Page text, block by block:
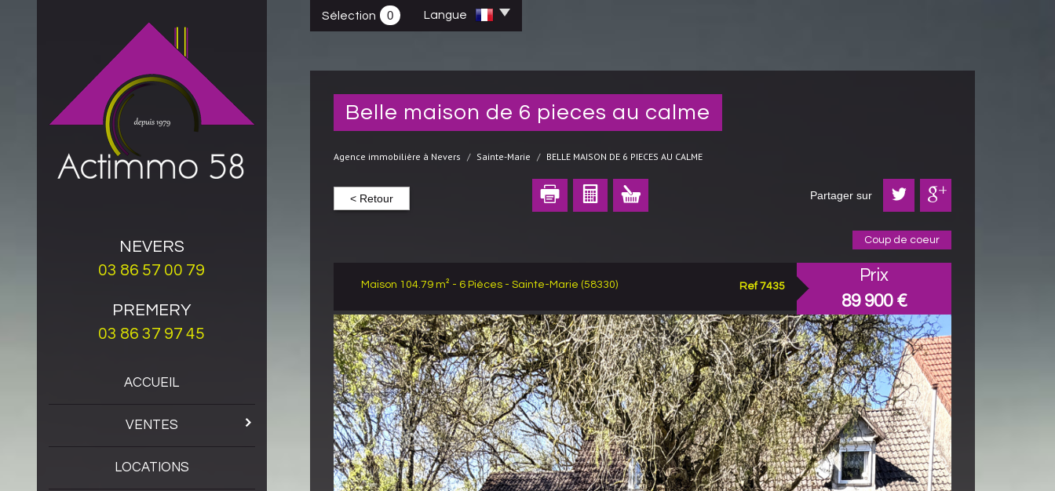
NEVERS
03 86 57 00 79
PREMERY
03 86 37 97 45
ACCUEIL
VENTES
LOCATIONS
Sélection 0 Langue
belle maison de 6 pieces au calme
Agence immobilière à Nevers Sainte-Marie BELLE MAISON DE 6 PIECES AU CALME
< Retour Partager sur
Coup de coeur
Maison 104.79 m² - 6 Pièces - Sainte-Marie (58330) Ref 7435
Prix
89 900 €